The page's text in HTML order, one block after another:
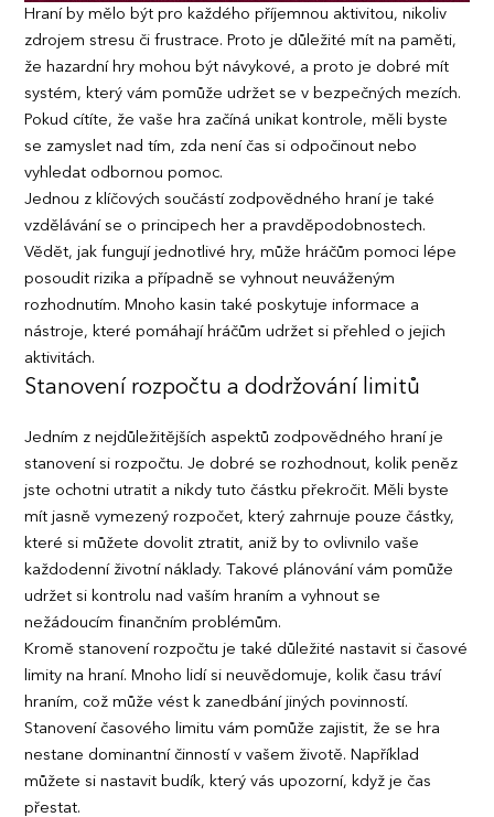
Hraní by mělo být pro každého příjemnou aktivitou, nikoliv
zdrojem stresu či frustrace. Proto je důležité mít na paměti,
že hazardní hry mohou být návykové, a proto je dobré mít
systém, který vám pomůže udržet se v bezpečných mezích.
Pokud cítíte, že vaše hra začíná unikat kontrole, měli byste
se zamyslet nad tím, zda není čas si odpočinout nebo
vyhledat odbornou pomoc.
Jednou z klíčových součástí zodpovědného hraní je také
vzdělávání se o principech her a pravděpodobnostech.
Vědět, jak fungují jednotlivé hry, může hráčům pomoci lépe
posoudit rizika a případně se vyhnout neuváženým
rozhodnutím. Mnoho kasin také poskytuje informace a
nástroje, které pomáhají hráčům udržet si přehled o jejich
aktivitách.
Stanovení rozpočtu a dodržování limitů
Jedním z nejdůležitějších aspektů zodpovědného hraní je
stanovení si rozpočtu. Je dobré se rozhodnout, kolik peněz
jste ochotni utratit a nikdy tuto částku překročit. Měli byste
mít jasně vymezený rozpočet, který zahrnuje pouze částky,
které si můžete dovolit ztratit, aniž by to ovlivnilo vaše
každodenní životní náklady. Takové plánování vám pomůže
udržet si kontrolu nad vaším hraním a vyhnout se
nežádoucím finančním problémům.
Kromě stanovení rozpočtu je také důležité nastavit si časové
limity na hraní. Mnoho lidí si neuvědomuje, kolik času tráví
hraním, což může vést k zanedbání jiných povinností.
Stanovení časového limitu vám pomůže zajistit, že se hra
nestane dominantní činností v vašem životě. Například
můžete si nastavit budík, který vás upozorní, když je čas
přestat.